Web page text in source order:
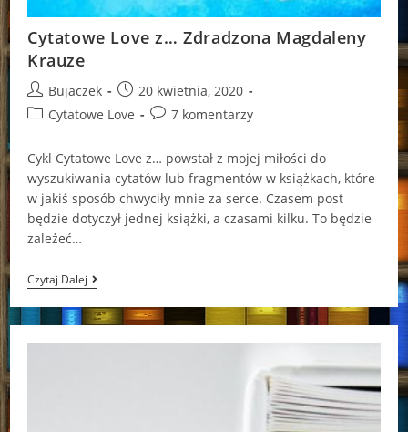
Cytatowe Love z… Zdradzona Magdaleny
Krauze
Post
author:
Bujaczek
Post
published:
20 kwietnia, 2020
PostCytatowe Love
Post7 komentarzy
Cykl Cytatowe Love z… powstał z mojej miłości do
wyszukiwania cytatów lub fragmentów w książkach, które
w jakiś sposób chwyciły mnie za serce. Czasem post
będzie dotyczył jednej książki, a czasami kilku. To będzie
zależeć…
Czytaj DalejCytatowe
Love
Z…
Zdradzona